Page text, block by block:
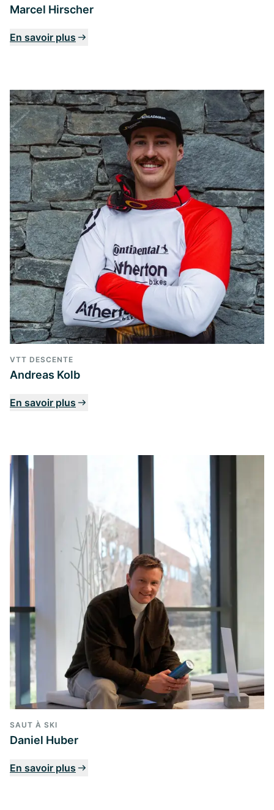
Marcel Hirscher
En savoir plus
VTT DESCENTE
Andreas Kolb
En savoir plus
SAUT À SKI
Daniel Huber
En savoir plus